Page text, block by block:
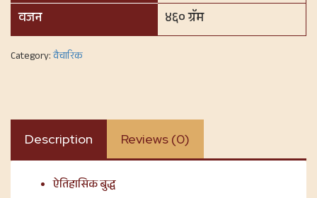
वजन
४६० ग्रॅम
Category:वैचारिक
Description Reviews (0)
ऐतिहासिक बुद्ध